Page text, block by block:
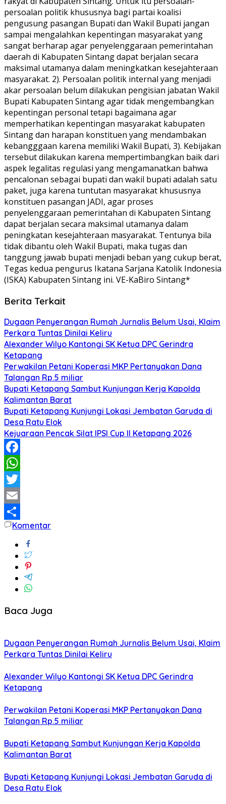
persoalan politik khususnya bagi partai koalisi
pengusung pasangan Bupati dan Wakil Bupati jangan
sampai mengalahkan kepentingan masyarakat yang
sangat berharap agar penyelenggaraan pemerintahan
daerah di Kabupaten Sintang dapat berjalan secara
maksimal utamanya dalam meningkatkan kesejahteraan
masyarakat. 2). Persoalan politik internal yang menjadi
akar persoalan belum dilakukan pengisian jabatan Wakil
Bupati Kabupaten Sintang agar tidak mengembangkan
kepentingan personal tetapi bagaimana agar
memperhatikan kepentingan masyarakat kabupaten
Sintang dan harapan konstituen yang mendambakan
kebangggaan karena memiliki Wakil Bupati, 3). Kebijakan
tersebut dilakukan karena mempertimbangkan baik dari
aspek legalitas regulasi yang mengamanatkan bahwa
pencalonan sebagai bupati dan wakil bupati adalah satu
paket, juga karena tuntutan masyarakat khususnya
konstituen pasangan JADI, agar proses
penyelenggaraan pemerintahan di Kabupaten Sintang
dapat berjalan secara maksimal utamanya dalam
peningkatan kesejahteraan masyarakat. Tentunya bila
tidak dibantu oleh Wakil Bupati, maka tugas dan
tanggung jawab bupati menjadi beban yang cukup berat,
Tegas kedua pengurus Ikatana Sarjana Katolik Indonesia
(ISKA) Kabupaten Sintang ini. VE-KaBiro Sintang*
Berita Terkait
Dugaan Penyerangan Rumah Jurnalis Belum Usai, Klaim
Perkara Tuntas Dinilai Keliru
Alexander Wilyo Kantongi SK Ketua DPC Gerindra
Ketapang
Perwakilan Petani Koperasi MKP Pertanyakan Dana
Talangan Rp.5 miliar
Bupati Ketapang Sambut Kunjungan Kerja Kapolda
Kalimantan Barat
Bupati Ketapang Kunjungi Lokasi Jembatan Garuda di
Desa Ratu Elok
Kejuaraan Pencak Silat IPSI Cup II Ketapang 2026
Facebook
WhatsApp
Twitter
Email
Share
Komentar
Baca Juga
Dugaan Penyerangan Rumah Jurnalis Belum Usai, Klaim
Perkara Tuntas Dinilai Keliru
Alexander Wilyo Kantongi SK Ketua DPC Gerindra
Ketapang
Perwakilan Petani Koperasi MKP Pertanyakan Dana
Talangan Rp.5 miliar
Bupati Ketapang Sambut Kunjungan Kerja Kapolda
Kalimantan Barat
Bupati Ketapang Kunjungi Lokasi Jembatan Garuda di
Desa Ratu Elok